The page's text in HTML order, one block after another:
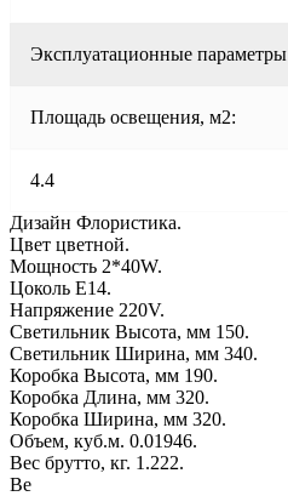
Эксплуатационные параметры
Площадь освещения, м2:
4.4
Дизайн Флористика.
Цвет цветной.
Мощность 2*40W.
Цоколь E14.
Напряжение 220V.
Светильник Высота, мм 150.
Светильник Ширина, мм 340.
Коробка Высота, мм 190.
Коробка Длина, мм 320.
Коробка Ширина, мм 320.
Объем, куб.м. 0.01946.
Вес брутто, кг. 1.222.
Ве